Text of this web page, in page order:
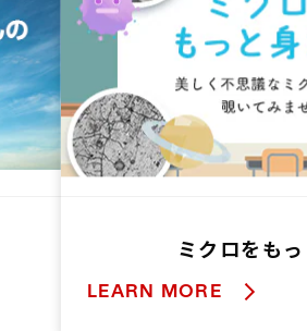
ミクロをも
LEARN MORE